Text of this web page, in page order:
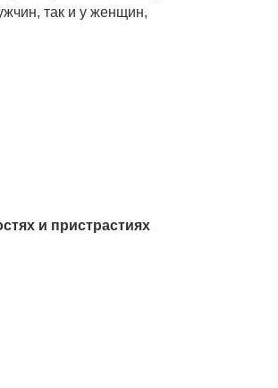
так и у женщин,
и пристрастиях